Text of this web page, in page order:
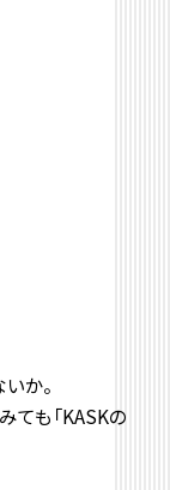
か。
ても「KASKの